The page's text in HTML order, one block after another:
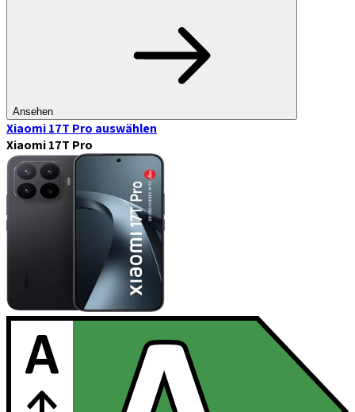
Ansehen
Xiaomi 17T Pro auswählen
Xiaomi 17T Pro